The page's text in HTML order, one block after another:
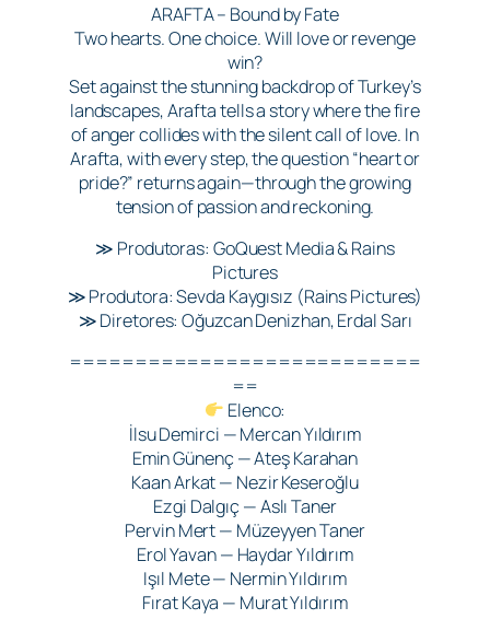
ARAFTA – Bound by Fate
Two hearts. One choice. Will love or revenge
win?
Set against the stunning backdrop of Turkey’s
landscapes, Arafta tells a story where the fire
of anger collides with the silent call of love. In
Arafta, with every step, the question “heart or
pride?” returns again—through the growing
tension of passion and reckoning.
≫ Produtoras: GoQuest Media & Rains
Pictures
≫ Produtora: Sevda Kaygısız (Rains Pictures)
≫ Diretores: Oğuzcan Denizhan, Erdal Sarı
===========================
==
Elenco:
İlsu Demirci — Mercan Yıldırım
Emin Günenç — Ateş Karahan
Kaan Arkat — Nezir Keseroğlu
Ezgi Dalgıç — Aslı Taner
Pervin Mert — Müzeyyen Taner
Erol Yavan — Haydar Yıldırım
Işıl Mete — Nermin Yıldırım
Fırat Kaya — Murat Yıldırım